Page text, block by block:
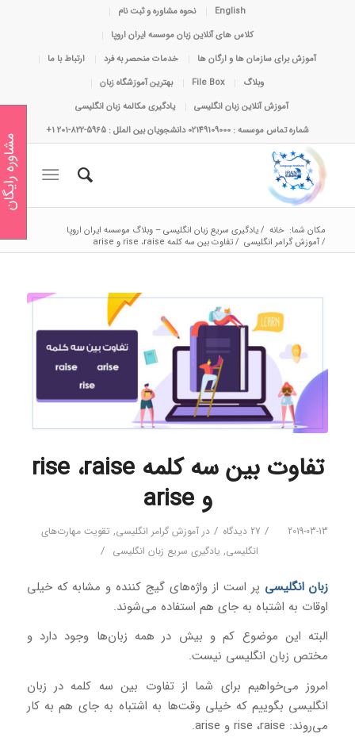
English
نحوه مشاوره و ثبت نام
کلاس های آنلاین زبان موسسه ایران اروپا
آموزش برای سازمان ها و ارگان ها
خدمات منحصر به فرد
ارتباط با ما
وبلاگ
File Box
بهترین آموزشگاه زبان
آموزش آنلاین زبان انگلیسی
یادگیری مکالمه زبان انگلیسی
شماره تماس موسسه : 02149109000 دانشجویان بین الملل : 5965-822-201 1+
مکان شما: خانه / یادگیری سریع زبان انگلیسی – وبلاگ موسسه ایران اروپا
/ آموزش گرامر انگلیسی / تفاوت بین سه کلمه rise ،raise و arise
تفاوت بین سه کلمه rise ،raise
و arise
2019-03-13
/ 27 دیدگاه / در آموزش گرامر انگلیسی, تقویت مهارت‌های
انگلیسی, یادگیری سریع زبان انگلیسی /
زبان انگلیسی پر است از واژه‌های گیج کننده و مشابه که خیلی
اوقات به اشتباه به جای هم استفاده می‌شوند.
البته این موضوع کم و بیش در همه زبان‌ها وجود دارد و
مختص زبان انگلیسی نیست.
امروز می‌خواهیم برای شما از تفاوت بین سه کلمه در زبان
انگلیسی بگوییم که خیلی وقت‌ها به اشتباه به جای هم به کار
می‌روند: rise ،raise و arise.